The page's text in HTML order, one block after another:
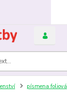
písmena foliová